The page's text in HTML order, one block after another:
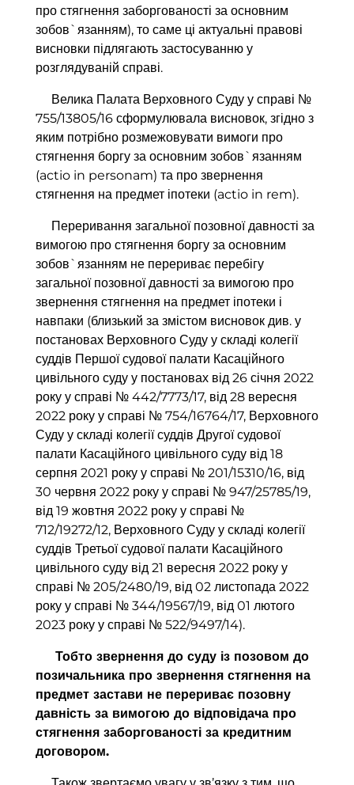
про стягнення заборгованості за основним
зобов`язанням), то саме ці актуальні правові
висновки підлягають застосуванню у
розглядуваній справі.
Велика Палата Верховного Суду у справі №
755/13805/16 сформулювала висновок, згідно з
яким потрібно розмежовувати вимоги про
стягнення боргу за основним зобов`язанням
(actio in personam) та про звернення
стягнення на предмет іпотеки (actio in rem).
Переривання загальної позовної давності за
вимогою про стягнення боргу за основним
зобов`язанням не перериває перебігу
загальної позовної давності за вимогою про
звернення стягнення на предмет іпотеки і
навпаки (близький за змістом висновок див. у
постановах Верховного Суду у складі колегії
суддів Першої судової палати Касаційного
цивільного суду у постановах від 26 січня 2022
року у справі № 442/7773/17, від 28 вересня
2022 року у справі № 754/16764/17, Верховного
Суду у складі колегії суддів Другої судової
палати Касаційного цивільного суду від 18
серпня 2021 року у справі № 201/15310/16, від
30 червня 2022 року у справі № 947/25785/19,
від 19 жовтня 2022 року у справі №
712/19272/12, Верховного Суду у складі колегії
суддів Третьої судової палати Касаційного
цивільного суду від 21 вересня 2022 року у
справі № 205/2480/19, від 02 листопада 2022
року у справі № 344/19567/19, від 01 лютого
2023 року у справі № 522/9497/14).
Тобто звернення до суду із позовом до
позичальника про звернення стягнення на
предмет застави не перериває позовну
давність за вимогою до відповідача про
стягнення заборгованості за кредитним
договором.